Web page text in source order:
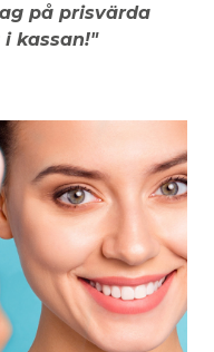
på prisvärda
kassan!"